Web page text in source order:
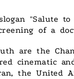
"Salute to
of a
are the
cinematic
the United